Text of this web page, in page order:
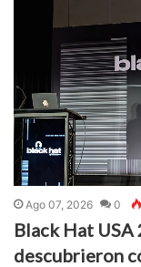
Ago 07, 2026 0
Black Hat
descubrieron